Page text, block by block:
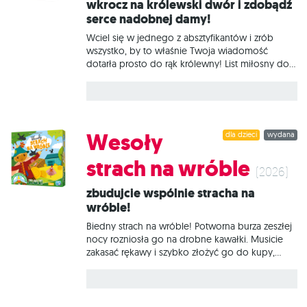
wybranym poziomie trudności, zarówno w
ramach pojedynczego wyścigu, jak i w trybie
mistrzostw. Poczuj emocje związane z
ekstremalnym sprawdzianem umiejętności,
ścigając się z inteligentnymi, zautomatyzowanymi
kierowcami w rozgrywkach solo albo
Wkrocz na królewski dwór i zdobądź
serce nadobnej damy!
Wciel się w jednego z absztyfikantów i zrób
wszystko, by to właśnie Twoja wiadomość
dotarła prosto do rąk królewny! List miłosny do
karty sojuszników, przyjaciół i członków rodziny
królewskiej, by przejrzeć szyki przeciwników i
wyeliminować ich z rywalizacji. Czy uda Ci się
przechytrzyć innych zalotników i zdobyć zaufanie
szlachetnej królewny? Na czym to polega?
Rozgrywka w List miłosny trwa kilka rund,
podczas których wykorzystujemy sojuszników,
przyjaciół i członków rodziny królewskiej, aby
doręczyli królewnie naszą wiadomość. Karta
wydana
dla dzieci
Wesoły
strach na wróble (2026)
Zbudujcie wspólnie stracha na
wróble!
Biedny strach na wróble! Potworna burza zeszłej
nocy rozniosła go na drobne kawałki. Musicie
zakasać rękawy i szybko złożyć go do kupy,